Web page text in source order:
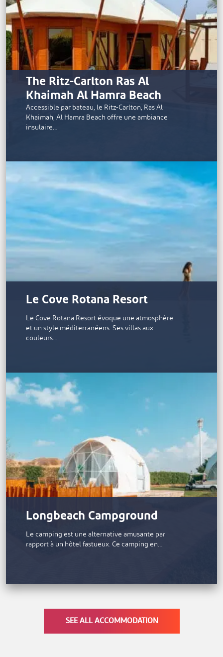
The Ritz-Carlton Ras Al
Khaimah Al Hamra Beach
Accessible par bateau, le Ritz-Carlton, Ras Al
Khaimah, Al Hamra Beach offre une ambiance
insulaire…
Le Cove Rotana Resort
Le Cove Rotana Resort évoque une atmosphère
et un style méditerranéens. Ses villas aux
couleurs…
Longbeach Campground
Le camping est une alternative amusante par
rapport à un hôtel fastueux. Ce camping en…
SEE ALL ACCOMMODATION